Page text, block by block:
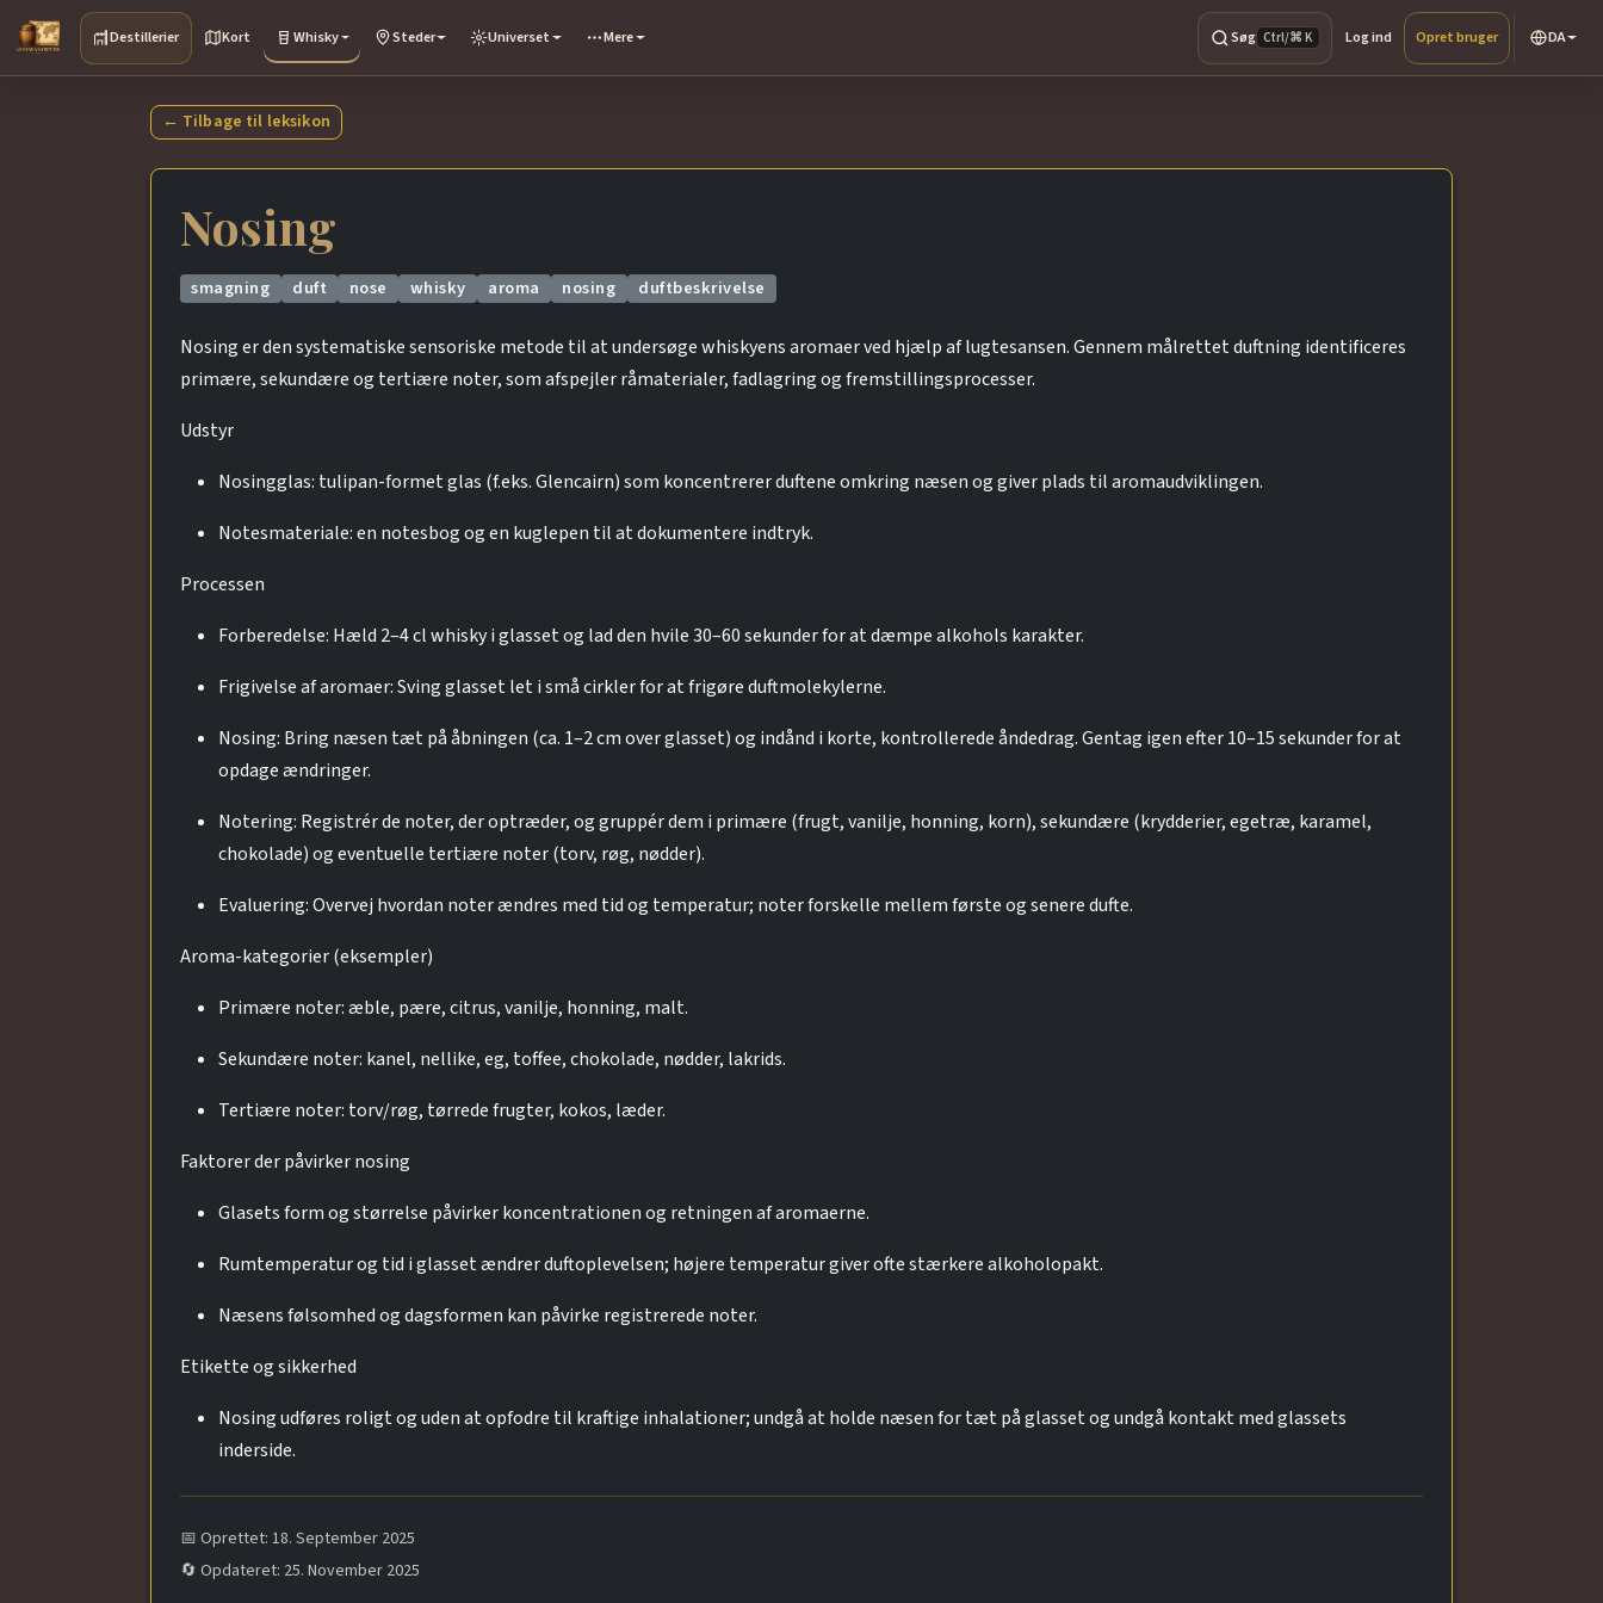
Destillerier Kort Whisky Steder Universet Mere Søg Ctrl/⌘ K Log ind Opret bruger DA
← Tilbage til leksikon
Nosing
smagning duft nose whisky aroma nosing duftbeskrivelse
Nosing er den systematiske sensoriske metode til at undersøge whiskyens aromaer ved hjælp af lugtesansen. Gennem målrettet duftning identificeres
primære, sekundære og tertiære noter, som afspejler råmaterialer, fadlagring og fremstillingsprocesser.
Udstyr
Nosingglas: tulipan-formet glas (f.eks. Glencairn) som koncentrerer duftene omkring næsen og giver plads til aromaudviklingen.
Notesmateriale: en notesbog og en kuglepen til at dokumentere indtryk.
Processen
Forberedelse: Hæld 2–4 cl whisky i glasset og lad den hvile 30–60 sekunder for at dæmpe alkohols karakter.
Frigivelse af aromaer: Sving glasset let i små cirkler for at frigøre duftmolekylerne.
Nosing: Bring næsen tæt på åbningen (ca. 1–2 cm over glasset) og indånd i korte, kontrollerede åndedrag. Gentag igen efter 10–15 sekunder for at
opdage ændringer.
Notering: Registrér de noter, der optræder, og gruppér dem i primære (frugt, vanilje, honning, korn), sekundære (krydderier, egetræ, karamel,
chokolade) og eventuelle tertiære noter (torv, røg, nødder).
Evaluering: Overvej hvordan noter ændres med tid og temperatur; noter forskelle mellem første og senere dufte.
Aroma-kategorier (eksempler)
Primære noter: æble, pære, citrus, vanilje, honning, malt.
Sekundære noter: kanel, nellike, eg, toffee, chokolade, nødder, lakrids.
Tertiære noter: torv/røg, tørrede frugter, kokos, læder.
Faktorer der påvirker nosing
Glasets form og størrelse påvirker koncentrationen og retningen af aromaerne.
Rumtemperatur og tid i glasset ændrer duftoplevelsen; højere temperatur giver ofte stærkere alkoholopakt.
Næsens følsomhed og dagsformen kan påvirke registrerede noter.
Etikette og sikkerhed
Nosing udføres roligt og uden at opfodre til kraftige inhalationer; undgå at holde næsen for tæt på glasset og undgå kontakt med glassets
inderside.
📅 Oprettet: 18. September 2025
🔄 Opdateret: 25. November 2025